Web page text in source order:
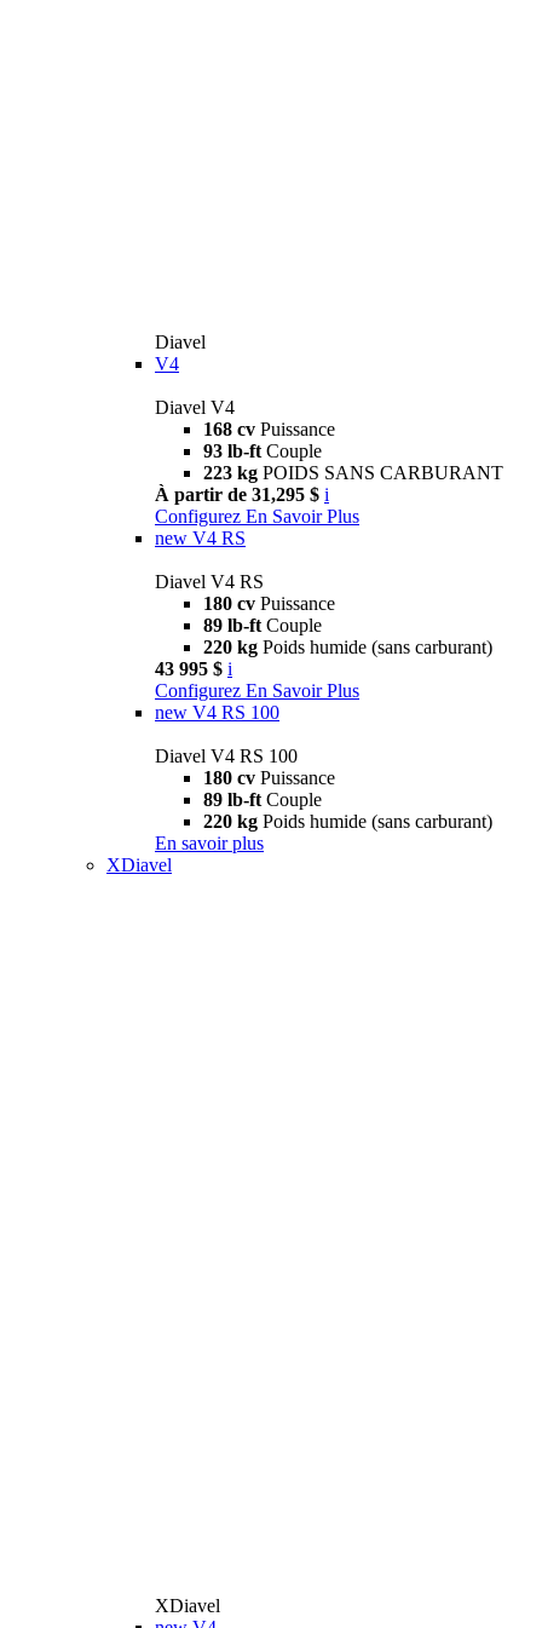
Diavel
V4
Diavel V4
168 cv Puissance
93 lb-ft Couple
223 kg POIDS SANS CARBURANT
À partir de 31,295 $ i
Configurez En Savoir Plus
new V4 RS
Diavel V4 RS
180 cv Puissance
89 lb-ft Couple
220 kg Poids humide (sans carburant)
43 995 $ i
Configurez En Savoir Plus
new V4 RS 100
Diavel V4 RS 100
180 cv Puissance
89 lb-ft Couple
220 kg Poids humide (sans carburant)
En savoir plus
XDiavel
XDiavel